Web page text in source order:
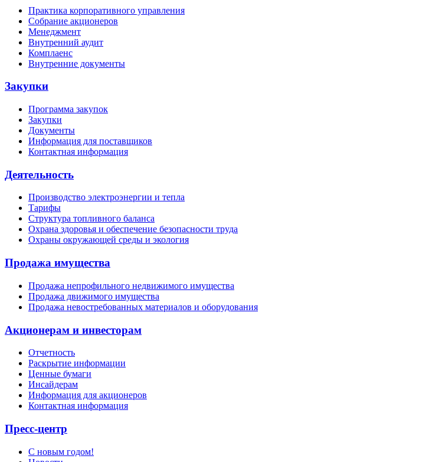
Практика корпоративного управления
Собрание акционеров
Менеджмент
Внутренний аудит
Комплаенс
Внутренние документы
Закупки
Программа закупок
Закупки
Документы
Информация для поставщиков
Контактная информация
Деятельность
Производство электроэнергии и тепла
Тарифы
Структура топливного баланса
Охрана здоровья и обеспечение безопасности труда
Охраны окружающей среды и экология
Продажа имущества
Продажа непрофильного недвижимого имущества
Продажа движимого имущества
Продажа невостребованных материалов и оборудования
Акционерам и инвесторам
Отчетность
Раскрытие информации
Ценные бумаги
Инсайдерам
Информация для акционеров
Контактная информация
Пресс-центр
С новым годом!